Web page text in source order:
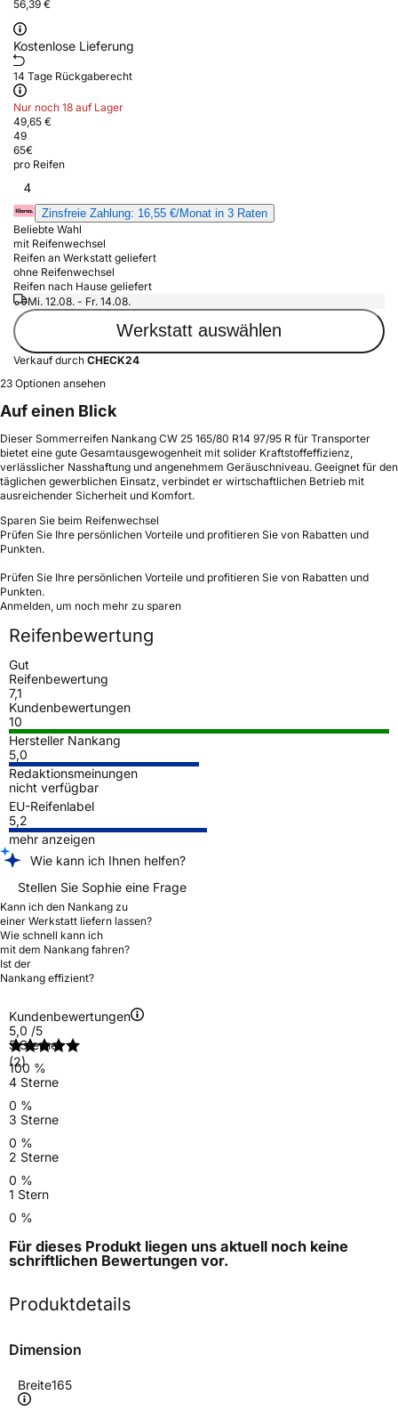
56,39 €
Kostenlose Lieferung
14 Tage Rückgaberecht
Nur noch 18 auf Lager
49,65 €
49
65€
pro Reifen
4
Zinsfreie Zahlung: 16,55 €/Monat in 3 Raten
Beliebte Wahl
mit Reifenwechsel
Reifen an Werkstatt geliefert
ohne Reifenwechsel
Reifen nach Hause geliefert
Mi. 12.08. - Fr. 14.08.
Werkstatt auswählen
Verkauf durch CHECK24
23 Optionen ansehen
Auf einen Blick
Dieser Sommerreifen Nankang CW 25 165/80 R14 97/95 R für Transporter
bietet eine gute Gesamtausgewogenheit mit solider Kraftstoffeffizienz,
verlässlicher Nasshaftung und angenehmem Geräuschniveau. Geeignet für den
täglichen gewerblichen Einsatz, verbindet er wirtschaftlichen Betrieb mit
ausreichender Sicherheit und Komfort.
Sparen Sie beim Reifenwechsel
Prüfen Sie Ihre persönlichen Vorteile und profitieren Sie von Rabatten und
Punkten.
Prüfen Sie Ihre persönlichen Vorteile und profitieren Sie von Rabatten und
Punkten.
Anmelden, um noch mehr zu sparen
Reifenbewertung
Gut
Reifenbewertung
7,1
Kundenbewertungen
10
Hersteller Nankang
5,0
Redaktionsmeinungen
nicht verfügbar
EU-Reifenlabel
5,2
mehr anzeigen
Wie kann ich Ihnen helfen?
Stellen Sie Sophie eine Frage
Kann ich den Nankang zu
einer Werkstatt liefern lassen?
Wie schnell kann ich
mit dem Nankang fahren?
Ist der
Nankang effizient?
Kundenbewertungen
5,0 /5
(2)
5 Sterne
100 %
4 Sterne
0 %
3 Sterne
0 %
2 Sterne
0 %
1 Stern
0 %
Für dieses Produkt liegen uns aktuell noch keine
schriftlichen Bewertungen vor.
Produktdetails
Dimension
Breite165